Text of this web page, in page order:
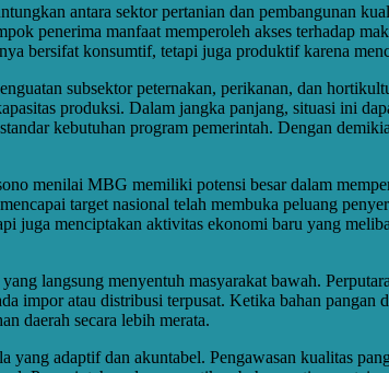
antara sektor pertanian dan pembangunan
penerima manfaat memperoleh akses terhadap
bersifat konsumtif, tetapi juga produktif karena
subsektor peternakan, perikanan, dan
produksi. Dalam jangka panjang, situasi ini
kebutuhan program pemerintah. Dengan
menilai MBG memiliki potensi besar dalam
target nasional telah membuka peluang
juga menciptakan aktivitas ekonomi baru yang
langsung menyentuh masyarakat bawah.
atau distribusi terpusat. Ketika bahan pangan
daerah secara lebih merata.
adaptif dan akuntabel. Pengawasan kualitas